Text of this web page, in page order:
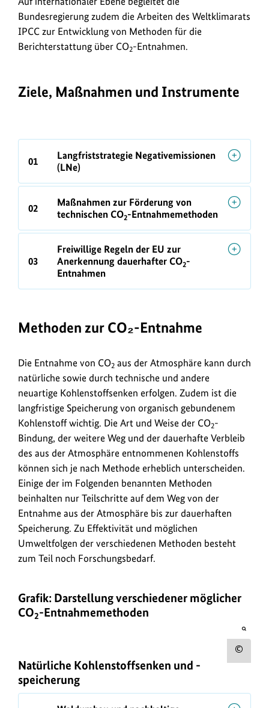
Bundesregierung zudem die Arbeiten des Weltklimarats
IPCC zur Entwicklung von Methoden für die
Berichterstattung über CO2-Entnahmen.
Ziele, Maßnahmen und Instrumente
Detaillierte
Informationen
01
Langfriststrategie Negativemissionen
(LNe)
02
Maßnahmen zur Förderung von
technischen CO2-Entnahmemethoden
03
Freiwillige Regeln der EU zur
Anerkennung dauerhafter CO2-
Entnahmen
Methoden zur CO₂-Entnahme
Die Entnahme von CO2 aus der Atmosphäre kann durch
natürliche sowie durch technische und andere
neuartige Kohlenstoffsenken erfolgen. Zudem ist die
langfristige Speicherung von organisch gebundenem
Kohlenstoff wichtig. Die Art und Weise der CO2-
Bindung, der weitere Weg und der dauerhafte Verbleib
des aus der Atmosphäre entnommenen Kohlenstoffs
können sich je nach Methode erheblich unterscheiden.
Einige der im Folgenden benannten Methoden
beinhalten nur Teilschritte auf dem Weg von der
Entnahme aus der Atmosphäre bis zur dauerhaften
Speicherung. Zu Effektivität und möglichen
Umweltfolgen der verschiedenen Methoden besteht
zum Teil noch Forschungsbedarf.
Grafik: Darstellung verschiedener möglicher
CO2-Entnahmemethoden
öffnet
Bild
Bild
Natürliche Kohlenstoffsenken und -
speicherung